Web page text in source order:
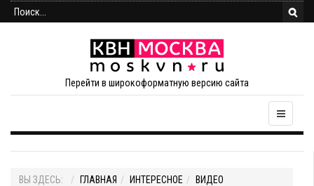
Перейти в широкоформатную версию сайта
ВЫ ЗДЕСЬ: ГЛАВНАЯ ИНТЕРЕСНОЕ ВИДЕО